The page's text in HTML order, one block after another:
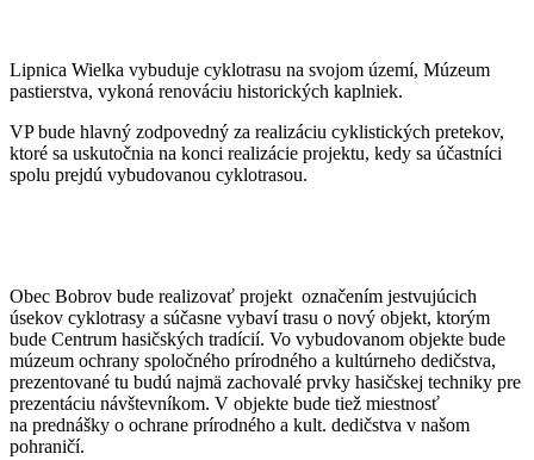
Lipnica Wielka vybuduje cyklotrasu na svojom území, Múzeum
pastierstva, vykoná renováciu historických kaplniek.
VP bude hlavný zodpovedný za realizáciu cyklistických pretekov,
ktoré sa uskutočnia na konci realizácie projektu, kedy sa účastníci
spolu prejdú vybudovanou cyklotrasou.
Obec Bobrov bude realizovať projekt označením jestvujúcich
úsekov cyklotrasy a súčasne vybaví trasu o nový objekt, ktorým
bude Centrum hasičských tradícií. Vo vybudovanom objekte bude
múzeum ochrany spoločného prírodného a kultúrneho dedičstva,
prezentované tu budú najmä zachovalé prvky hasičskej techniky pre
prezentáciu návštevníkom. V objekte bude tiež miestnosť
na prednášky o ochrane prírodného a kult. dedičstva v našom
pohraničí.